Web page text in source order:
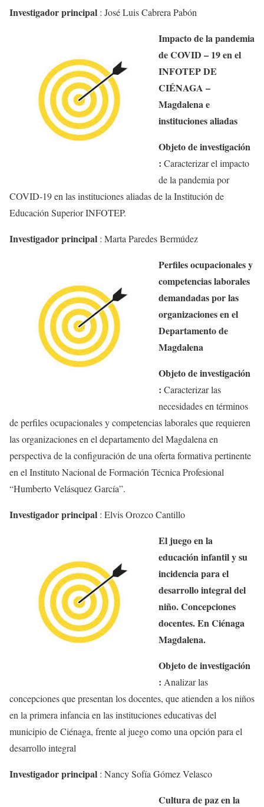
Investigador principal : José Luis Cabrera Pabón
Impacto de la pandemia
de COVID – 19 en el
INFOTEP DE
CIÉNAGA –
Magdalena e
instituciones aliadas
Objeto de investigación
: Caracterizar el impacto
de la pandemia por
COVID-19 en las instituciones aliadas de la Institución de
Educación Superior INFOTEP.
Investigador principal : Marta Paredes Bermúdez
Perfiles ocupacionales y
competencias laborales
demandadas por las
organizaciones en el
Departamento de
Magdalena
Objeto de investigación
: Caracterizar las
necesidades en términos
de perfiles ocupacionales y competencias laborales que requieren
las organizaciones en el departamento del Magdalena en
perspectiva de la configuración de una oferta formativa pertinente
en el Instituto Nacional de Formación Técnica Profesional
“Humberto Velásquez García”.
Investigador principal : Elvis Orozco Cantillo
El juego en la
educación infantil y su
incidencia para el
desarrollo integral del
niño. Concepciones
docentes. En Ciénaga
Magdalena.
Objeto de investigación
: Analizar las
concepciones que presentan los docentes, que atienden a los niños
en la primera infancia en las instituciones educativas del
municipio de Ciénaga, frente al juego como una opción para el
desarrollo integral
Investigador principal : Nancy Sofía Gómez Velasco
Cultura de paz en la